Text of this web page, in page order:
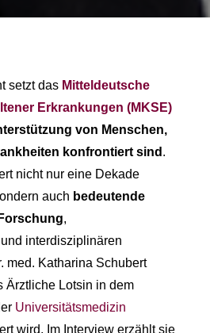
setzt das Mitteldeutsche
Erkrankungen (MKSE)
von Menschen,
konfrontiert sind .
nicht nur eine Dekade
auch bedeutende
,
interdisziplinären
med. Katharina Schubert
Ärztliche Lotsin in dem
Universitätsmedizin
wird. Im Interview erzählt sie